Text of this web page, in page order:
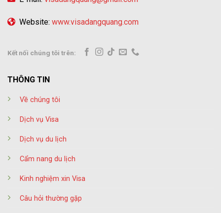
Website: www.visadangquang.com
Kết nối chúng tôi trên:
THÔNG TIN
Về chúng tôi
Dịch vụ Visa
Dịch vụ du lịch
Cẩm nang du lịch
Kinh nghiệm xin Visa
Câu hỏi thường gặp